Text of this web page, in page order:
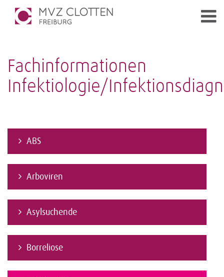
Fachinformationen
Infektiologie/
ABS
Arboviren
Asylsuchende
Borreliose